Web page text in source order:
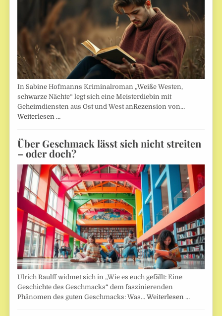
In Sabine Hofmanns Kriminalroman „Weiße Westen,
schwarze Nächte“ legt sich eine Meisterdiebin mit
Geheimdiensten aus Ost und West anRezension von…
Weiterlesen …
Über Geschmack lässt sich nicht streiten
– oder doch?
Ulrich Raulff widmet sich in „Wie es euch gefällt: Eine
Geschichte des Geschmacks“ dem faszinierenden
Phänomen des guten Geschmacks: Was…Weiterlesen …